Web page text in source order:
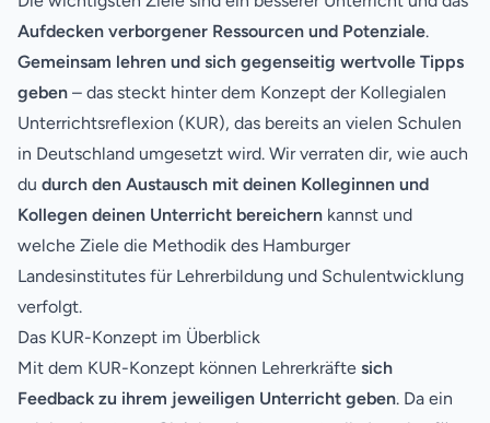
Aufdecken verborgener Ressourcen und Potenziale.
Gemeinsam lehren und sich gegenseitig wertvolle Tipps
geben – das steckt hinter dem Konzept der Kollegialen
Unterrichtsreflexion (KUR), das bereits an vielen Schulen
in Deutschland umgesetzt wird. Wir verraten dir, wie auch
du durch den Austausch mit deinen Kolleginnen und
Kollegen deinen Unterricht bereichern kannst und
welche Ziele die Methodik des Hamburger
Landesinstitutes für Lehrerbildung und Schulentwicklung
verfolgt.
Das KUR-Konzept im Überblick
Mit dem KUR-Konzept können Lehrerkräfte sich
Feedback zu ihrem jeweiligen Unterricht geben. Da ein